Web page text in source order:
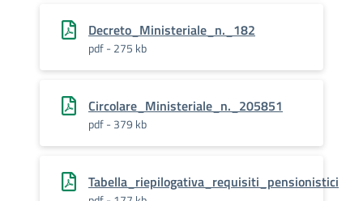
Decreto_Ministeriale_n._182
pdf - 275 kb
Circolare_Ministeriale_n._205851
pdf - 379 kb
Tabella_riepilogativa_requisiti_pensionistici